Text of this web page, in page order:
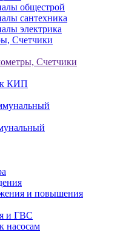
общестрой
сантехника
электрика
Счетчики
Счетчики
к КИП
и повышения
и ГВС
насосам